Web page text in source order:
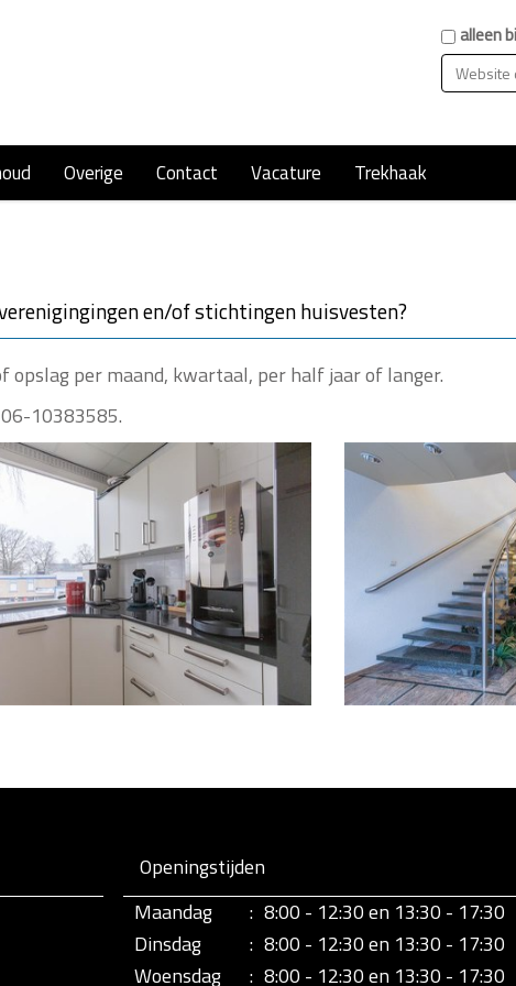
Zoekalleen
Overige Contact Vacature Trekhaak
en/of stichtingen huisvesten?
opslag per maand, kwartaal, per half jaar of langer.
10383585.
Openingstijden
Maandag
: 8:00 - 12:30 en 13:30 - 17:30
Dinsdag
: 8:00 - 12:30 en 13:30 - 17:30
Woensdag
: 8:00 - 12:30 en 13:30 - 17:30